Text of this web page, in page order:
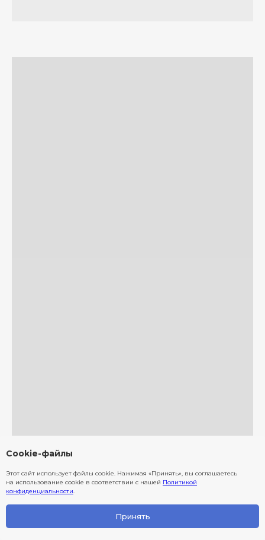
Cookie-файлы
Этот сайт использует файлы cookie. Нажимая «Принять», вы соглашаетесь
на использование cookie в соответствии с нашей Политикой
конфиденциальности.
Принять